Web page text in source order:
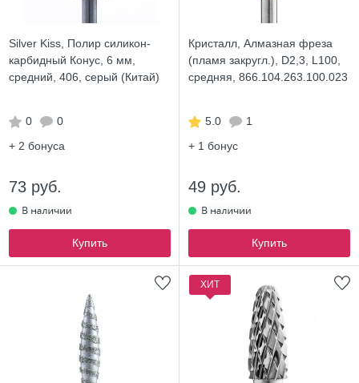
Silver Kiss, Полир силикон-
карбидный Конус, 6 мм,
средний, 406, серый (Китай)
0
0
+ 2 бонуса
73 руб.
Купить
Кристалл, Алмазная фреза
(пламя закругл.), D2,3, L100,
средняя, 866.104.263.100.023
5.0
1
+ 1 бонус
49 руб.
Купить
ХИТ